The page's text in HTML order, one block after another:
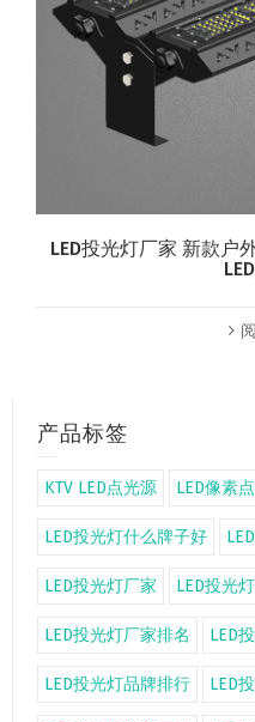
LED投光灯厂家 新款户
产品标签
KTV LED点光源 LED像素
LED投光灯什么牌子好
LED投光灯厂家 LED投光
LED投光灯厂家排名 LED
LED投光灯品牌排行 LED